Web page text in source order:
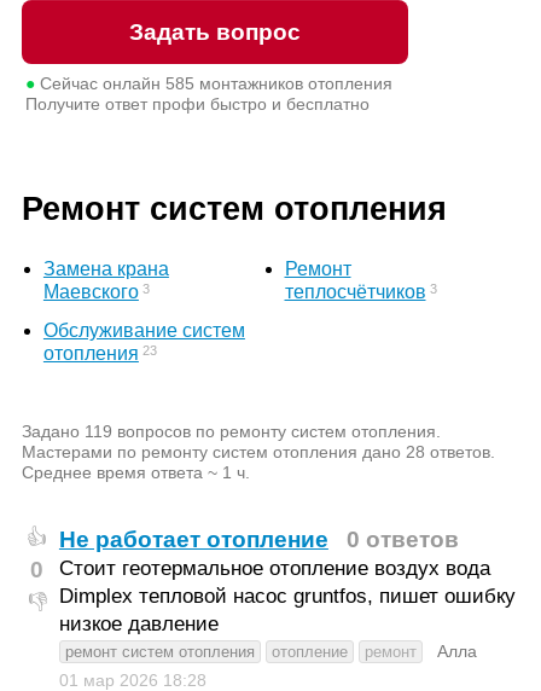
Задать вопрос
●Сейчас онлайн 585 монтажников отопления
Получите ответ профи быстро и бесплатно
Ремонт систем отопления
Замена крана
Маевского 3
Обслуживание систем
отопления 23
Ремонт
теплосчётчиков 3
Задано 119 вопросов по ремонту систем отопления.
Мастерами по ремонту систем отопления дано 28 ответов.
Среднее время ответа ~ 1 ч.
👍
0
👎
Не работает отопление 0 ответов
Стоит геотермальное отопление воздух вода
Dimplex тепловой насос gruntfos, пишет ошибку
низкое давление
ремонт систем отопления отопление ремонт
Алла
01 мар 2026 18:28